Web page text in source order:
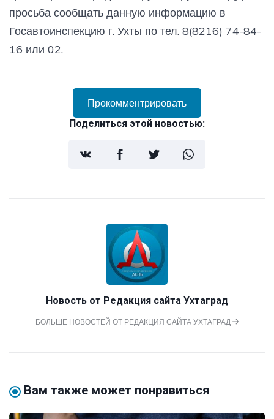
просьба сообщать данную информацию в
Госавтоинспекцию г. Ухты по тел. 8(8216) 74-84-
16 или 02.
Прокомментрировать
Поделиться этой новостью:
Новость от Редакция сайта Ухтаград
БОЛЬШЕ НОВОСТЕЙ ОТ РЕДАКЦИЯ САЙТА УХТАГРАД
Вам также может понравиться